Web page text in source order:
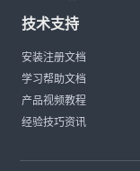
技术支持
安装注册文档
学习帮助文档
产品视频教程
经验技巧资讯